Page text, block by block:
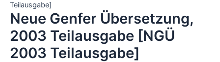
Teilausgabe]
Neue Genfer Übersetzung,
2003 Teilausgabe [NGÜ
2003 Teilausgabe]